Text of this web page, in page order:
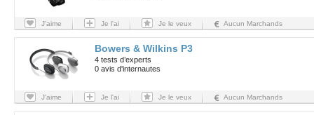
J'aime Je l'ai Je le veux Aucun Marchands
Bowers & Wilkins P3
4 tests d’experts
0 avis d'internautes
J'aime Je l'ai Je le veux Aucun Marchands